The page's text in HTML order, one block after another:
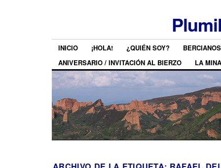
INICIO ¡HOLA! ¿QUIÉN SOY?
ANIVERSARIO / INVITACIÓN AL BIERZO
LA MINA